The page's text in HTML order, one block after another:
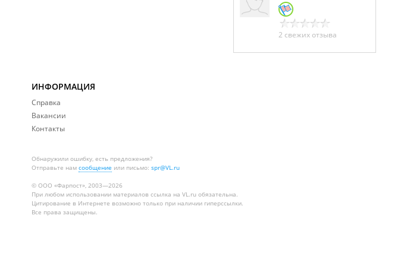
2 свежих отзыва
ИНФОРМАЦИЯ
Справка
Вакансии
Контакты
Обнаружили ошибку, есть предложения?
Отправьте нам сообщение или письмо: spr@VL.ru
© ООО «Фарпост», 2003—2026
При любом использовании материалов ссылка на VL.ru обязательна.
Цитирование в Интернете возможно только при наличии гиперссылки.
Все права защищены.